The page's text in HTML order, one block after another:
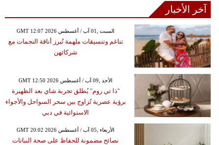
آخر الأخبار
GMT 12:07 2026 السبت ,01 آب / أغسطس
تناغم وتنسيقات ملهمة تُبرز أناقة النجمات مع
شركائهن
GMT 12:50 2026 الأحد ,09 آب / أغسطس
"ذا تي روم" يُطلق تجربة شاي بعد الظهيرة
برؤية عصرية تُزاوج بين سحر السواحل والأجواء
الاستوائية في دبي
GMT 20:02 2026 الأربعاء ,05 آب / أغسطس
نصائح مضمونة للحفاظ على صحة النباتات